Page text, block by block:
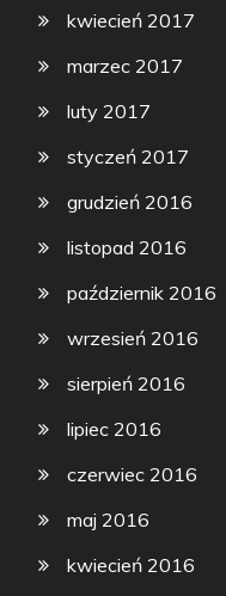
kwiecień 2017
marzec 2017
luty 2017
styczeń 2017
grudzień 2016
listopad 2016
październik 2016
wrzesień 2016
sierpień 2016
lipiec 2016
czerwiec 2016
maj 2016
kwiecień 2016